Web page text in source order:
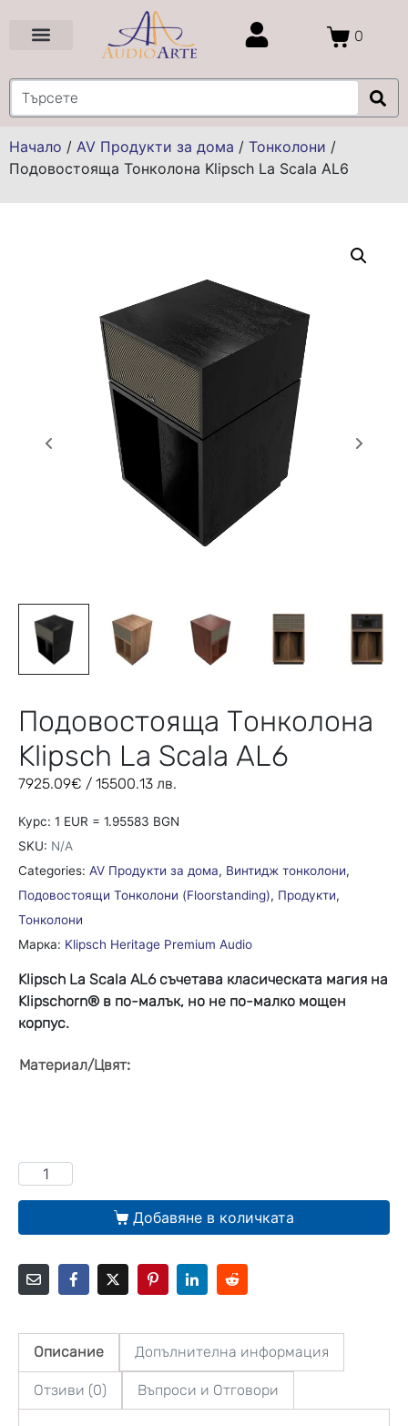
0
Начало / AV Продукти за дома / Тонколони /
Подовостояща Тонколона Klipsch La Scala AL6
Подовостояща Тонколона
Klipsch La Scala AL6
7925.09€ / 15500.13 лв.
Курс: 1 EUR = 1.95583 BGN
SKU: N/A
Categories: AV Продукти за дома, Винтидж тонколони,
Подовостоящи Тонколони (Floorstanding), Продукти,
Тонколони
Марка: Klipsch Heritage Premium Audio
Klipsch La Scala AL6 съчетава класическата магия на
Klipschorn® в по-малък, но не по-малко мощен
корпус.
Материал/Цвят:
Добавяне в количката
Описание Допълнителна информация
Отзиви (0) Въпроси и Отговори